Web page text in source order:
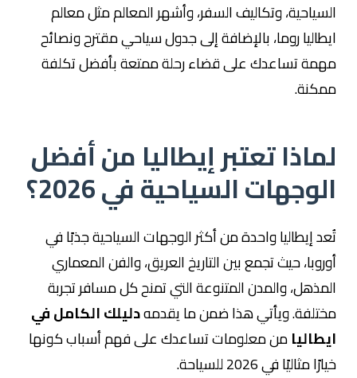
السياحية، وتكاليف السفر، وأشهر المعالم مثل معالم
ايطاليا روما، بالإضافة إلى جدول سياحي مقترح ونصائح
مهمة تساعدك على قضاء رحلة ممتعة بأفضل تكلفة
ممكنة.
لماذا تعتبر إيطاليا من أفضل
الوجهات السياحية في 2026؟
تُعد إيطاليا واحدة من أكثر الوجهات السياحية جذبًا في
أوروبا، حيث تجمع بين التاريخ العريق، والفن المعماري
المذهل، والمدن المتنوعة التي تمنح كل مسافر تجربة
مختلفة. ويأتي هذا ضمن ما يقدمهدليلك الكامل في
ايطاليامن معلومات تساعدك على فهم أسباب كونها
خيارًا مثاليًا في 2026 للسياحة.